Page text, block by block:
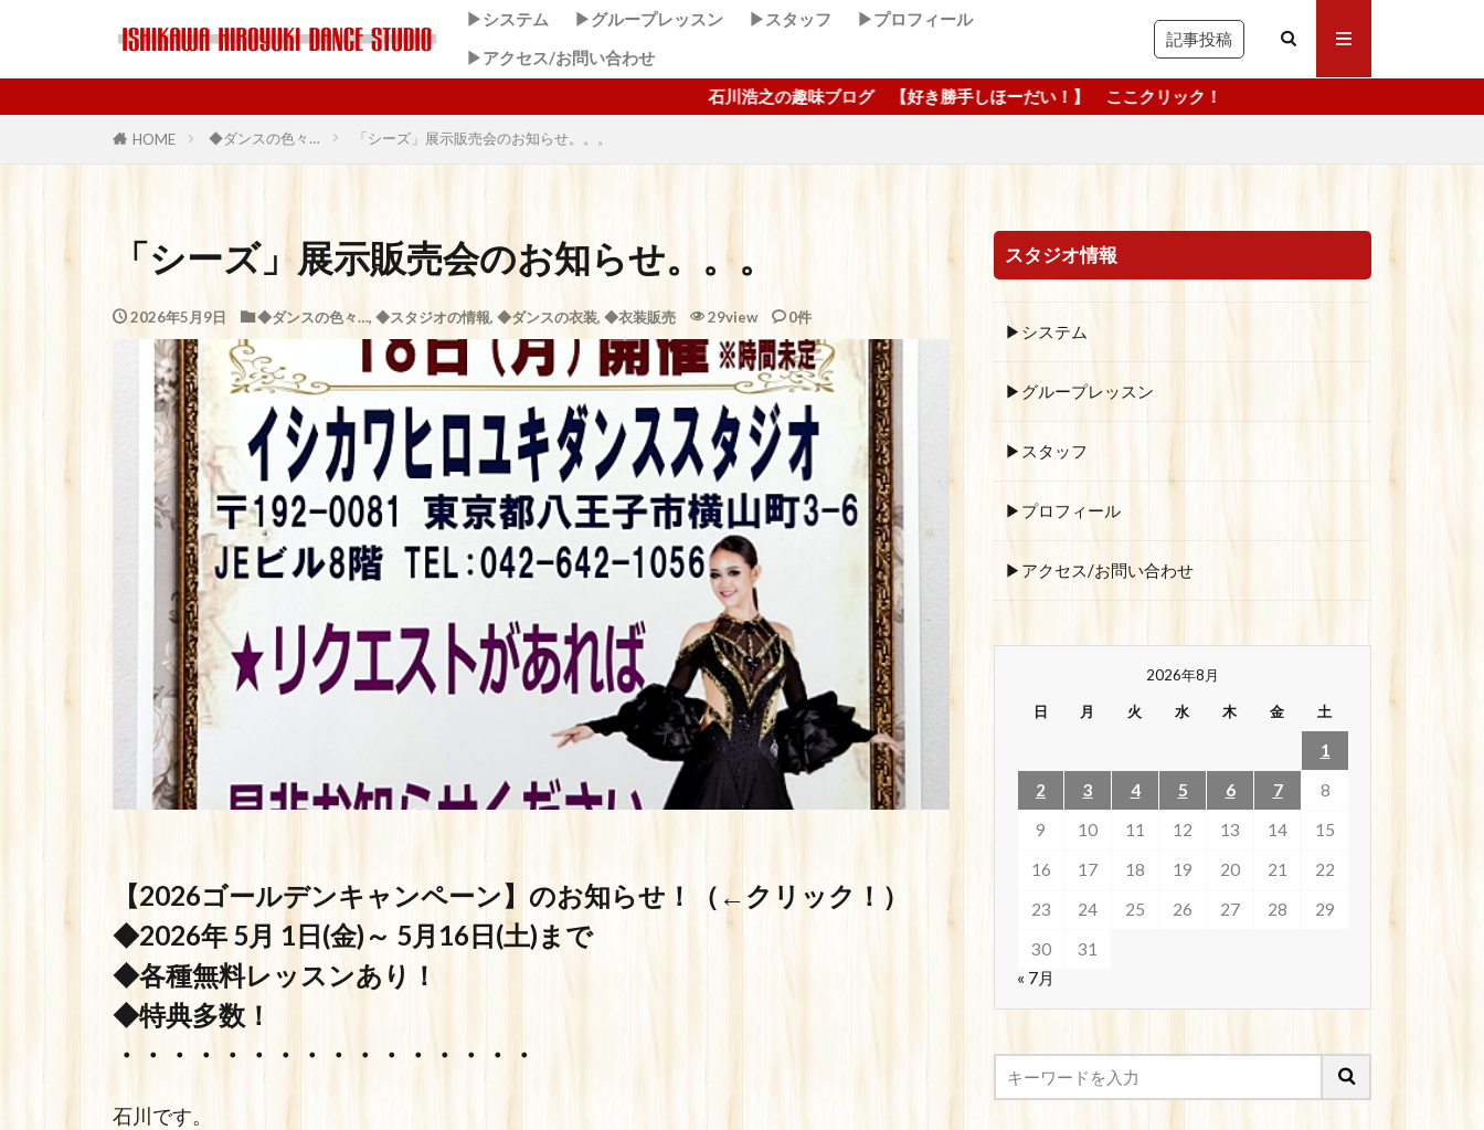
▶システム ▶グループレッスン ▶スタッフ
▶プロフィール
▶アクセス/お問い合わせ
記事投稿
石川浩之の趣味ブログ 【好き勝手しほーだい！】 ここクリック！
HOME ◆ダンスの色々… 「シーズ」展示販売会のお知らせ。。。
「シーズ」展示販売会のお知らせ。。。
2026年5月9日 ◆ダンスの色々…, ◆スタジオの情報, ◆ダンスの衣装, ◆衣装販売 29view 0件
【2026ゴールデンキャンペーン】 のお知らせ！（←クリック！）
◆2026年 5月 1日(金)～ 5月16日(土)まで
◆各種無料レッスンあり！
◆特典多数！
・・・・・・・・・・・・・・・・
石川です。
スタジオ情報
▶システム
▶グループレッスン
▶スタッフ
▶プロフィール
▶アクセス/お問い合わせ
2026年8月
日 月 火 水 木 金 土
1
2
3 4 5 6 7
8
9
10 11 12 13 14
15
16
17 18 19 20 21
22
23
24 25 26 27 28
29
30
31
« 7月